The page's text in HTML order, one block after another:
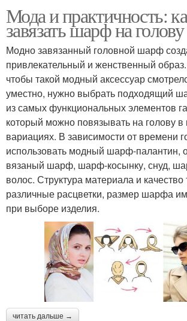
Мода и практичность:
завязать шарф на голову
Модно завязанный головной шарф
привлекательный и женственный
чтобы такой модный аксессуар
уместно, нужно выбрать подходящий
из самых функциональных элементов
который можно повязывать на голову в
вариациях. В зависимости от времени
использовать модный шарф-палантин,
вязаный шарф, шарф-косынку, снуд,
волос. Структура материала и качество
различные расцветки, размер шарфа
при выборе изделия.
читать дальше →